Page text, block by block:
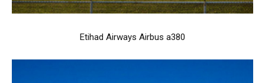
Etihad Airways Airbus a380